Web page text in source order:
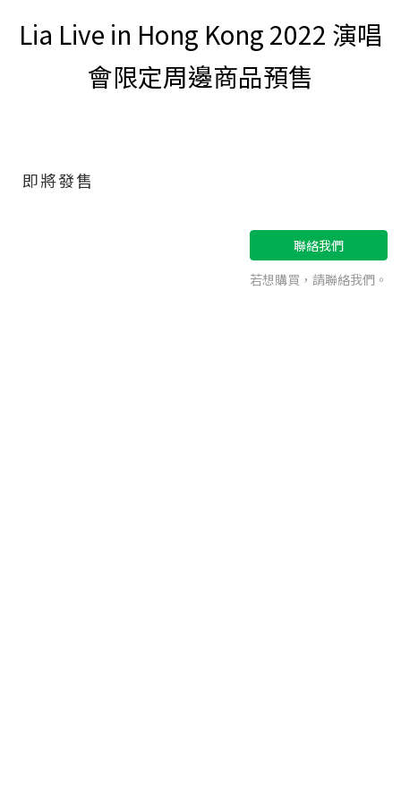
Lia Live in Hong Kong 2022 演唱
會限定周邊商品預售
即將發售
聯絡我們
若想購買，請聯絡我們。